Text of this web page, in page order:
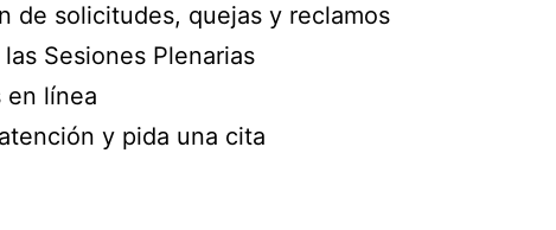
de solicitudes, quejas y reclamos
Sesiones Plenarias
en línea
y pida una cita